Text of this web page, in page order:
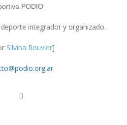
integrador y organizado.
Silvina Rouvier]